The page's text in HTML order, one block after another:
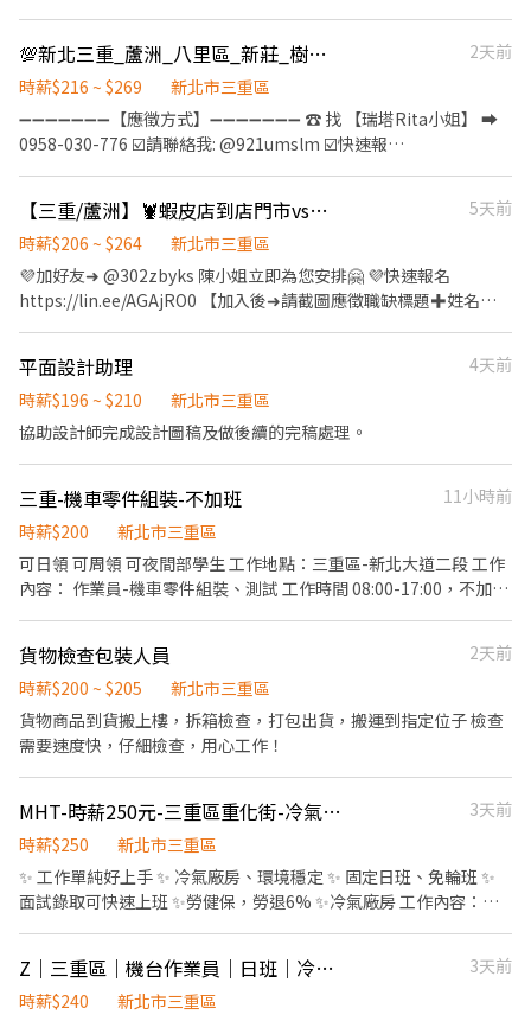
聊，歡迎來面試感受公司氛圍 需有照服員資格（上課就可以拿到）
有提供政府課程資訊請私訊 無經驗可免費培訓
💯新北三重_蘆洲_八里區_新莊_樹林【蝦皮店到店_門市人員】💯優質小夥伴TT
2天前
時薪$216 ~ $269
新北市三重區
➖➖➖➖➖➖➖【應徵方式】➖➖➖➖➖➖➖ ☎️ 找 【瑞塔Rita小姐】 ➡
0958-030-776 ☑️請聯絡我: @921umslm ☑️快速報
或想兼差的你/妳加入🦐 排休，依行事曆見紅天數休❤️❤️ 兼職時段
排休一周約3~5天(依實際區經理安排為主，可溝通再討論)❤️❤️ ☀️☀️
【職-缺-介-紹】☀️☀️☀️ ✈ 工作時間： 長期輪班($29500，會早晚互
輪班唷) 早班：11:00 - 19:30 晚班：14:15 - 22:45 【一般有人店】:
(以下4個時段可任選固定班，兼職時薪$196 ❤部分區域另有額外津
兩個時段都需能配合排班) ------------------------------------------
----------- 午班兼職：15:00~19:00 --------------------------------
段，可接受平日晚4，但假日兩天需能配合晚6時段) 晚6：
16:15~22:45 ⚠晚4缺的門市比較少，可能會需要等待，多數會以晚
6為主唷! ----------------------------------------------------- 【智
問~ ▶早班：
07:00~12:00/07:30~12:30/08:00~13:00/08:30~13:30(彈性排班) ▶
午班：15:00~19:00 ▶晚班：
17:30~21:30/18:00~22:00/18:30~22:30 【晚班津貼另加 $20/H) ▶
雙頭班：0700-1330 & 1730-0000(全天班) 實際排班補充：(實際排
班依區經理安排為主) 上午 : 7:00-8:30之間到班 , 2-5小時 晚上 :
17:30-18:30之間到班 , 2-6小時 ⚠(智取店需有機車) ----------------
------------------------------------------------ ▶夜班時段：23:30
–03:30（跨日夜班），實際上班時間依門市安排為主。 • 跑點範
【一般有人店】時薪196元起，跑點時薪每小時再多10元 ✈【八里
區】時薪$196+25區域津貼=$221 ✈【三重區、蘆洲區】時薪
$196+20區域津貼=$216 ✈【新莊區】時薪$196+10區域津貼=$206
✈【樹林區】時薪$196
✨✨✨✨✨✨✨✨✨✨✨✨✨✨✨✨✨✨✨✨✨✨✨✨ 【智取店】時薪
$196+區域津貼+8元交通津貼 ✈【八里區】196+25元區域津貼+8元
交通津貼=$229 ✈【三重區、蘆洲區】為$196+20元區域津貼+8元
交通津貼=$224 ✈【新莊區】時薪$196+10元區域津貼+8元交通津
貼=$214 ✈【樹林區】時薪$196+5元區域津貼+8元交通津貼=$209
【三重/蘆洲】🦞蝦皮店到店門市vs智取人員⚡兼職首選⚡地點任選⚡錄取高GJ
5天前
時薪$206 ~ $264
新北市三重區
💜加好友➜ @302zbyks 陳小姐立即為您安排🤗 💜快速報名
https://lin.ee/AGAjRO0 【加入後➜請截圖應徵職缺標題✚姓名✚
貨、收銀結帳、接待等 智取店：理貨、搬運、維持門市作業區環
境、清潔維護作業、需有交通工具 (一天需跑店3~5間智取店) 🦐
【上班時間】： 一般店 ↓ 早班時段 - 11:00~17:30 晚班時段 -
段 - 07:00~12:00、07:30~12:30、08:00~13:00、08:30~13:30 晚班
時段 - 17:30~21:30、18:00~22:00、18:30~22:30 全班時段(雙頭班)
23:30~03:30 (上班約2~4小時) 午班時段 - 15:00~19:00 假日早班時
段- 07:00-12:00 假日晚班時段- 17:30-23:30 ＝＝＝＝＝＝＝＝＝＝
＝＝＝＝＝＝＝＝＝＝＝＝＝＝＝＝ 🦐【休假制度】：排休制 (輪
班人員依照當月紅字天數排休；時薪人員依照門市與個人可配合時
✨$196+區域+交通+班別津貼=$214~264 ＝＝＝＝＝＝＝＝＝＝＝
＝＝＝＝＝＝＝＝＝＝＝＝＝＝＝ 📍【一般店-缺額門市 ↓ ↓
↓】： 三重龍門二店-新北市三重區龍門路232號1樓 蘆洲民族二店-
新北市蘆洲區民族路151號1樓 ＝＝＝＝＝＝＝＝＝＝＝＝＝＝＝＝
＝＝＝＝＝＝＝＝＝＝ 📍【智取店-缺額門市 ↓ ↓ ↓】 三重光復 -
智取店-新北市三重區光復路一段21號1樓 三重三民 - 智取店-新北市
三重區三民街77號1樓 三重慈愛 - 智取店-新北市三重區慈愛街74號
1樓 三重五華 - 智取店-新北市三重區五華街62之1號1樓 三重雙園 -
智取店-新北市三重區雙園街124號1樓 三重正義 - 智取店-新北市三
＝＝＝＝＝＝＝＝＝＝＝＝＝＝＝＝＝＝＝＝＝＝ ❗需可配合調店、
支援❗❗需可配合調店、支援❗ ✨另外教育訓練、實習皆有支薪且享勞
平面設計助理
4天前
時薪$196 ~ $210
新北市三重區
協助設計師完成設計圖稿及做後續的完稿處理。
三重-機車零件組裝-不加班
11小時前
時薪$200
新北市三重區
可日領 可周領 可夜間部學生 工作地點：三重區-新北大道二段 工作
內容： 作業員-機車零件組裝、測試 工作時間 08:00-17:00，不加班
貨物檢查包裝人員
2天前
時薪$200 ~ $205
新北市三重區
貨物商品到貨搬上樓，拆箱檢查，打包出貨，搬運到指定位子 檢查
需要速度快，仔細檢查，用心工作！
MHT-時薪250元-三重區重化街-冷氣廠房-堆高機人員
3天前
時薪$250
新北市三重區
✨ 工作單純好上手 ✨ 冷氣廠房、環境穩定 ✨ 固定日班、免輪班 ✨
面試錄取可快速上班 ✨勞健保，勞退6% ✨冷氣廠房 工作內容：堆
44K 公司地址：📍三重區重化街28號 距離最近的公車站牌為：「新
北大道重光街口」 可搭乘 299、520、617、652 或 958 號公車，下
Z｜三重區｜機台作業員｜日班｜冷氣廠房
3天前
時薪$240
新北市三重區